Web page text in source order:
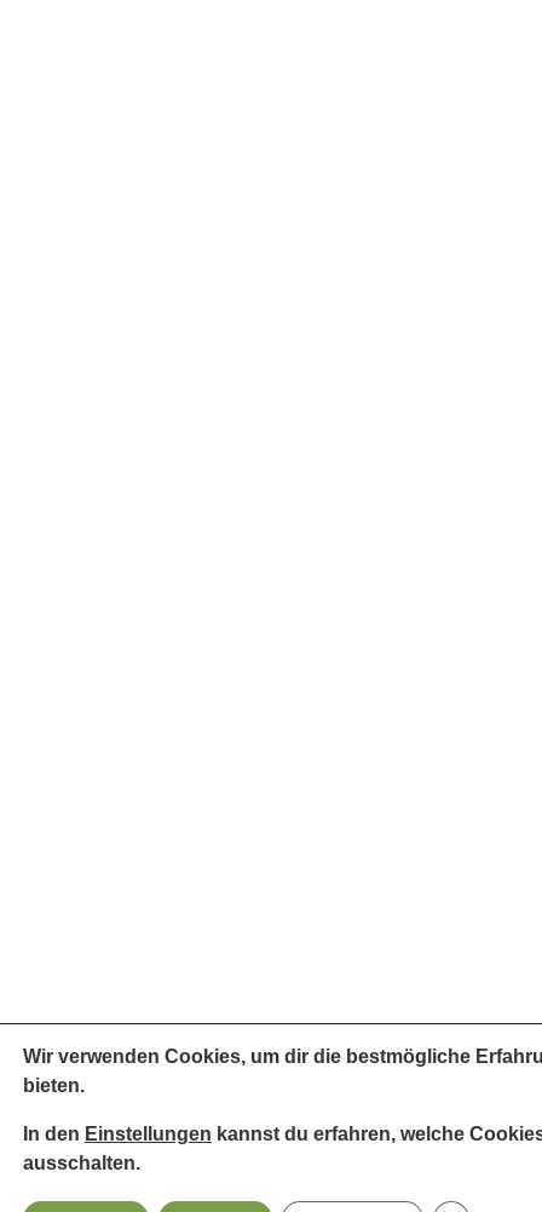
Wir verwenden Cookies, um dir die bestmögliche
bieten.
In den Einstellungen kannst du erfahren, welche
ausschalten.